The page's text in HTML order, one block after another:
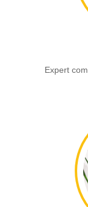
Expert